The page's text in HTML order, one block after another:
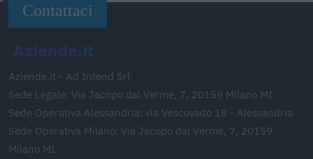
Contattaci
Aziende.it - Ad Intend Srl
Sede Legale: Via Jacopo dal Verme, 7, 20159 Milano MI
Sede Operativa Alessandria: via Vescovado 18 - Alessandria
Sede Operativa Milano: Via Jacopo dal Verme, 7, 20159
Milano MI